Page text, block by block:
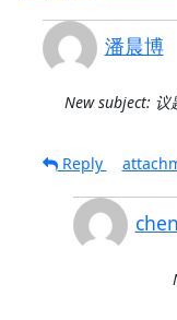
潘晨博
New subject: 议
Reply